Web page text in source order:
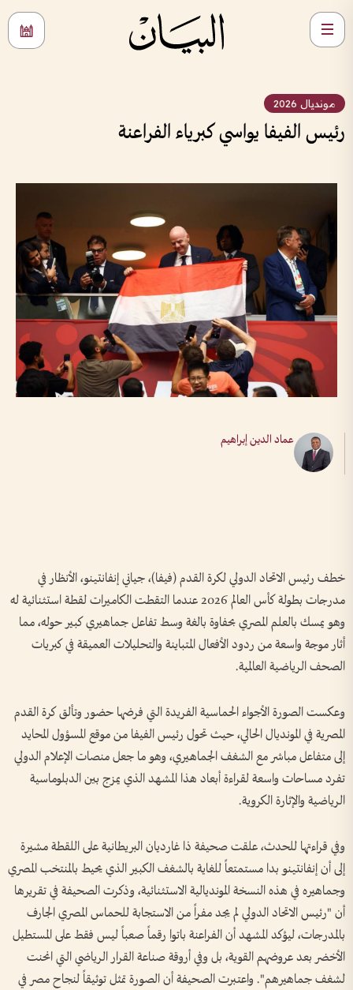
مونديال 2026
رئيس الفيفا يواسي كبرياء الفراعنة
عماد الدين إبراهيم
خطف رئيس الاتحاد الدولي لكرة القدم (فيفا)، جياني إنفانتينو، الأنظار في
مدرجات بطولة كأس العالم 2026 عندما التقطت الكاميرات لقطة استثنائية له
وهو يمسك بالعلم المصري بحفاوة بالغة وسط تفاعل جماهيري كبير حوله، مما
أثار موجة واسعة من ردود الأفعال المتباينة والتحليلات العميقة في كبريات
الصحف الرياضية العالمية.
وعكست الصورة الأجواء الحماسية الفريدة التي فرضها حضور وتألق كرة القدم
المصرية في المونديال الحالي، حيث تحول رئيس الفيفا من موقع المسؤول المحايد
إلى متفاعل مباشر مع الشغف الجماهيري، وهو ما جعل منصات الإعلام الدولي
تفرد مساحات واسعة لقراءة أبعاد هذا المشهد الذي يمزج بين الدبلوماسية
الرياضية والإثارة الكروية.
وفي قراءتها للحدث، علقت صحيفة ذا غارديان البريطانية على اللقطة مشيرة
إلى أن إنفانتينو بدا مستمتعاً للغاية بالشغف الكبير الذي يحيط بالمنتخب المصري
وجماهيره في هذه النسخة المونديالية الاستثنائية، وذكرت الصحيفة في تقريرها
أن "رئيس الاتحاد الدولي لم يجد مفراً من الاستجابة للحماس المصري الجارف
بالمدرجات، ليؤكد المشهد أن الفراعنة باتوا رقماً صعباً ليس فقط على المستطيل
الأخضر بعد عروضهم القوية، بل وفي أروقة صناعة القرار الرياضي التي انحنت
لشغف جماهيرهم". واعتبرت الصحيفة أن الصورة تمثل توثيقاً لنجاح مصر في